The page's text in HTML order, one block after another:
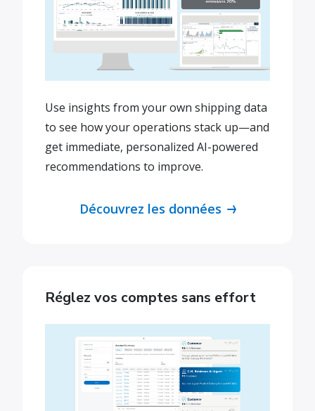
Use insights from your own shipping data
to see how your operations stack up—and
get immediate, personalized AI-powered
recommendations to improve.
Découvrez les données
Réglez vos comptes sans effort